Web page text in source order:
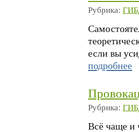
Рубрика:
если вы
подробнее
Рубрика:
Всё чаще и